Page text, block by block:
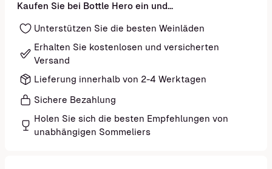
Kaufen Sie bei Bottle Hero ein und...
Unterstützen Sie die besten Weinläden
Erhalten Sie kostenlosen und versicherten
Versand
Lieferung innerhalb von 2-4 Werktagen
Sichere Bezahlung
Holen Sie sich die besten Empfehlungen von
unabhängigen Sommeliers